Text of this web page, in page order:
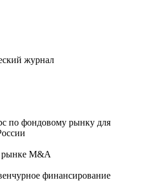
по фондовому рынку для